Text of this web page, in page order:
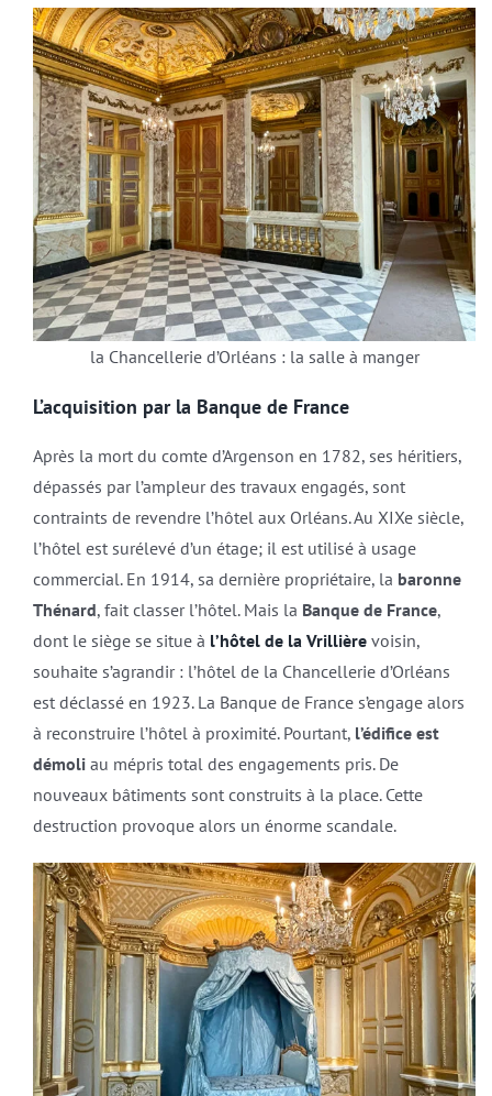
la Chancellerie d’Orléans : la salle à manger
L’acquisition par la Banque de France
Après la mort du comte d’Argenson en 1782, ses héritiers,
dépassés par l’ampleur des travaux engagés, sont
contraints de revendre l’hôtel aux Orléans. Au XIXe siècle,
l’hôtel est surélevé d’un étage; il est utilisé à usage
commercial. En 1914, sa dernière propriétaire, la baronne
Thénard, fait classer l’hôtel. Mais la Banque de France,
dont le siège se situe à l’hôtel de la Vrillièrevoisin,
souhaite s’agrandir : l’hôtel de la Chancellerie d’Orléans
est déclassé en 1923. La Banque de France s’engage alors
à reconstruire l’hôtel à proximité. Pourtant, l’édifice est
démoli au mépris total des engagements pris. De
nouveaux bâtiments sont construits à la place. Cette
destruction provoque alors un énorme scandale.